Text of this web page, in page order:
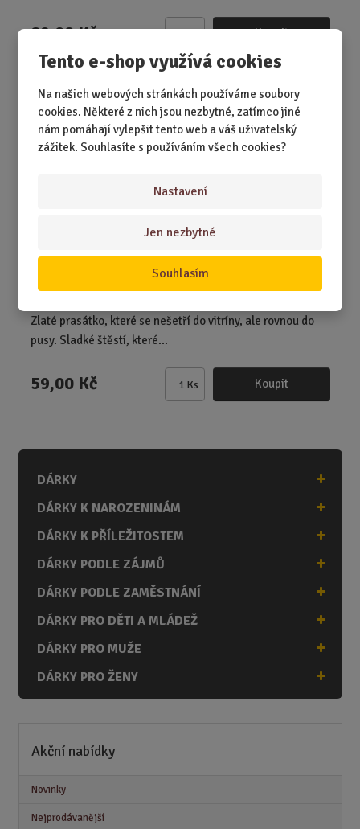
Tento e-shop využívá cookies
Na našich webových stránkách používáme soubory
cookies. Některé z nich jsou nezbytné, zatímco jiné
nám pomáhají vylepšit tento web a váš uživatelský
zážitek. Souhlasíte s používáním všech cookies?
Nastavení
Jen nezbytné
Souhlasím
89,00 Kč
m
n
i
t
p
Koupit
Zlaté prasátko, které se nešetří do vitríny, ale rovnou do
pusy. Sladké štěstí, které...
59,00 Kč
Z
Ks Koupit
DÁRKY
DÁRKY K NAROZENINÁM
DÁRKY K PŘÍLEŽITOSTEM
DÁRKY PODLE ZÁJMŮ
DÁRKY PODLE ZAMĚSTNÁNÍ
DÁRKY PRO DĚTI A MLÁDEŽ
DÁRKY PRO MUŽE
DÁRKY PRO ŽENY
Akční nabídky
Novinky
Nejprodávanější